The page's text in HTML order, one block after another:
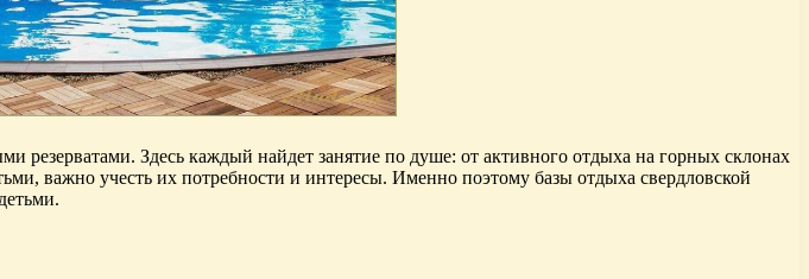
Здесь каждый найдет занятие по душе: от активного отдыха на горных склонах
важно учесть их потребности и интересы. Именно поэтому базы отдыха свердловской